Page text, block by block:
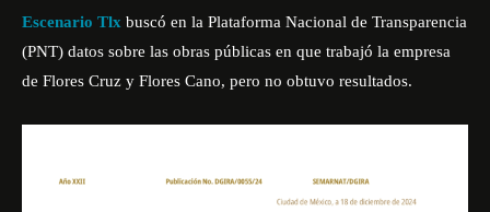
Escenario Tlx buscó en la Plataforma Nacional de Transparencia
(PNT) datos sobre las obras públicas en que trabajó la empresa
de Flores Cruz y Flores Cano, pero no obtuvo resultados.